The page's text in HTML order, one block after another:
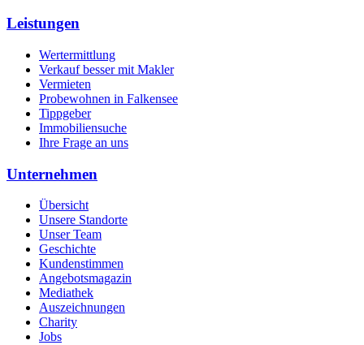
Leistungen
Wertermittlung
Verkauf besser mit Makler
Vermieten
Probewohnen in Falkensee
Tippgeber
Immobiliensuche
Ihre Frage an uns
Unternehmen
Übersicht
Unsere Standorte
Unser Team
Geschichte
Kundenstimmen
Angebotsmagazin
Mediathek
Auszeichnungen
Charity
Jobs